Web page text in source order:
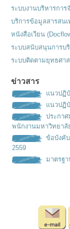
ระบบงานบริหารกา
บริการข้อมูลสารสน
หนังสือเวียน
ระบบสนับสนุนการบ
ระบบติดตามยุทธศา
ข่าวสาร
แนวปฏิ
แนวปฏิ
ประกา
พนักงานมหาวิทยาลั
ข้อบังคั
2559
มาตรฐ